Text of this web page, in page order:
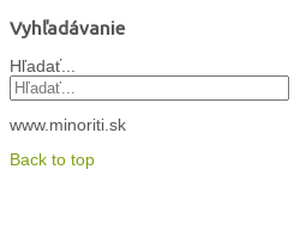
Vyhľadávanie
Hľadať...
www.minoriti.sk
Back to top